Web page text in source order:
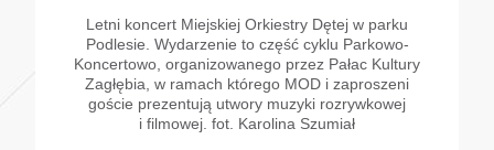
Letni koncert Miejskiej Orkiestry Dętej w parku
Podlesie. Wydarzenie to część cyklu Parkowo-
Koncertowo, organizowanego przez Pałac Kultury
Zagłębia, w ramach którego MOD i zaproszeni
goście prezentują utwory muzyki rozrywkowej
i filmowej. fot. Karolina Szumiał